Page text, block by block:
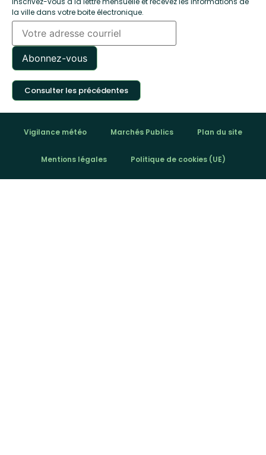
la ville dans votre boite électronique.
Consulter les précédentes
Vigilance météo Marchés Publics Plan du site
Mentions légales Politique de cookies (UE)